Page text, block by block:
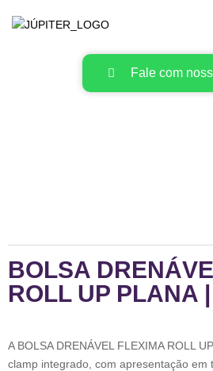
Fale com
BOLSA
ROLL UP PLANA
A BOLSA DRENÁVEL FLEXIMA ROLL
clamp integrado, com apresentação em